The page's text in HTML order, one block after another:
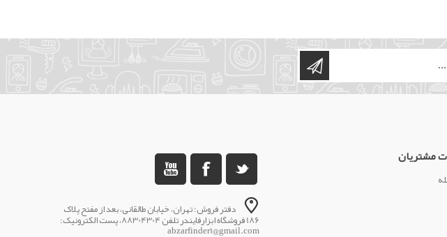
مشتریان
دفتر فروش: تهران، خیابان طالقانی، بعد از مفتح پلاک
186 فروشگاه ابزارفایندر تلفن 88304304، پست الکترونیک:
abzarfinder1@gmail.com